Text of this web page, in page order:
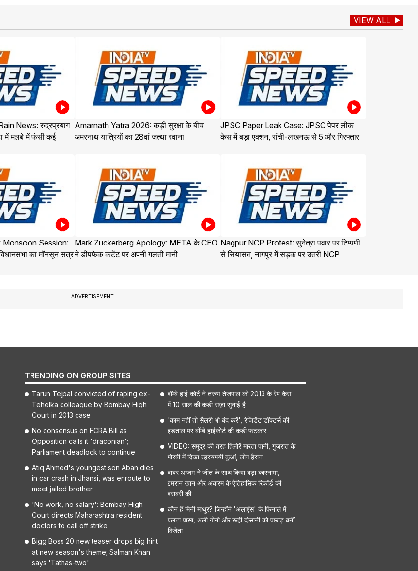
VIEW ALL
News: रुद्रप्रयाग
में मलबे में फंसी कई
Amarnath Yatra 2026: कड़ी सुरक्षा के बीच
अमरनाथ यात्रियों का 28वां जत्था रवाना
JPSC Paper Leak Case: JPSC पेपर लीक
केस में बड़ा एक्शन, रांची-लखनऊ से 5 और गिरफ्तार
Monsoon Session:
का मॉनसून सत्र
Mark Zuckerberg Apology: META के CEO
ने डीपफेक कंटेंट पर अपनी गलती मानी
Nagpur NCP Protest: सुनेत्रा पवार पर टिप्पणी
से सियासत, नागपुर में सड़क पर उतरी NCP
ADVERTISEMENT
TRENDING ON GROUP SITES
Tarun Tejpal convicted of raping ex-
Tehelka colleague by Bombay High
Court in 2013 case
No consensus on FCRA Bill as
Opposition calls it 'draconian';
Parliament deadlock to continue
Atiq Ahmed's youngest son Aban dies
in car crash in Jhansi, was enroute to
meet jailed brother
'No work, no salary': Bombay High
Court directs Maharashtra resident
doctors to call off strike
Bigg Boss 20 new teaser drops big hint
at new season's theme; Salman Khan
says 'Tathas-two'
बॉम्बे हाई कोर्ट ने तरुण तेजपाल को 2013 के रेप केस
में 10 साल की कड़ी सज़ा सुनाई है
'काम नहीं तो सैलरी भी बंद करें', रेजिडेंट डॉक्टर्स की
हड़ताल पर बॉम्बे हाईकोर्ट की कड़ी फटकार
VIDEO: समुद्र की तरह हिलोरें मारता पानी, गुजरात के
मोरबी में दिखा रहस्यमयी कुआं, लोग हैरान
बाबर आजम ने जीत के साथ किया बड़ा कारनामा,
इमरान खान और अकरम के ऐतिहासिक रिकॉर्ड की
बराबरी की
कौन हैं मिनी माथुर? जिन्होंने 'अलाएंस' के फिनाले में
पलटा पासा, अली गोनी और रूही दोसानी को पछाड़ बनीं
विजेता